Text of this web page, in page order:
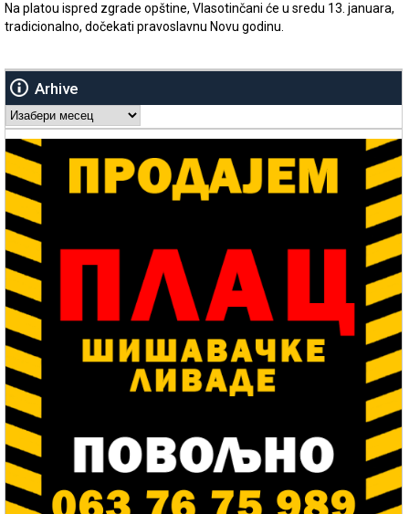
Na platou ispred zgrade opštine, Vlasotinčani će u sredu 13. januara,
tradicionalno, dočekati pravoslavnu Novu godinu.
Arhive
Arhive